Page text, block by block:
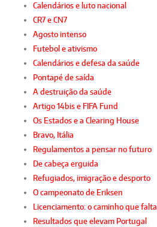
Calendários e luto nacional
CR7 e CN7
Agosto intenso
Futebol e ativismo
Calendários e defesa da saúde
Pontapé de saída
A destruição da saúde
Artigo 14bis e FIFA Fund
Os Estados e a Clearing House
Bravo, Itália
Regulamentos a pensar no futuro
De cabeça erguida
Refugiados, imigração e desporto
O campeonato de Eriksen
Licenciamento: o caminho que falta
Resultados que elevam Portugal